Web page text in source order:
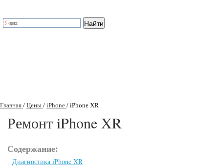
Главная / Цены / iPhone / iPhone XR
Ремонт iPhone XR
Содержание:
Диагностика iPhone XR